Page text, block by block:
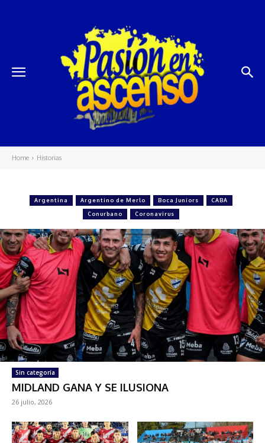
Home Historias
Argentina Argentino de Merlo Boca Juniors CABA
Conurbano Coronavirus
Sin categoría
MIDLAND GANA Y SE ILUSIONA
26 julio, 2026